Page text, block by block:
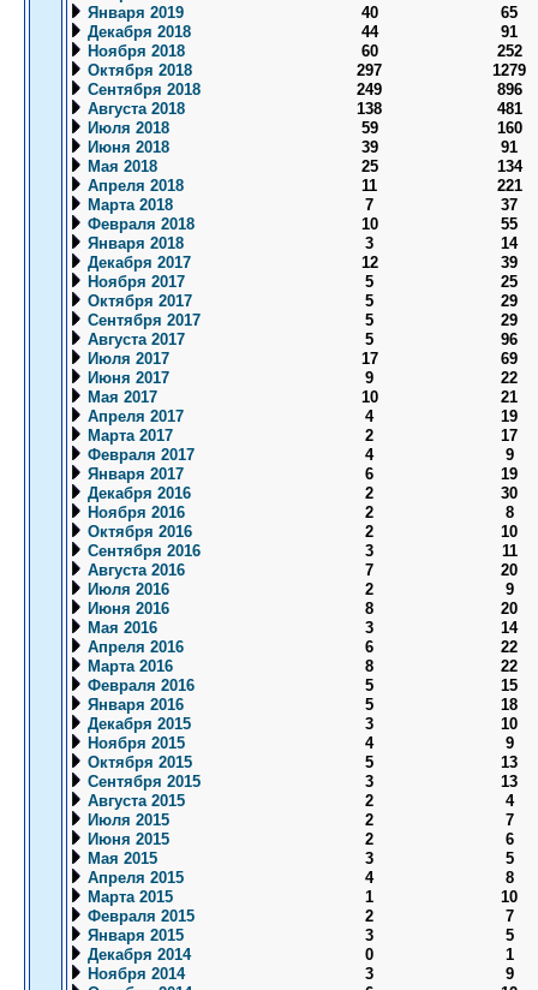
Января 2019
40
65
Декабря 2018
44
91
Ноября 2018
60
252
Октября 2018
297
1279
Сентября 2018
249
896
Августа 2018
138
481
Июля 2018
59
160
Июня 2018
39
91
Мая 2018
25
134
Апреля 2018
11
221
Марта 2018
7
37
Февраля 2018
10
55
Января 2018
3
14
Декабря 2017
12
39
Ноября 2017
5
25
Октября 2017
5
29
Сентября 2017
5
29
Августа 2017
5
96
Июля 2017
17
69
Июня 2017
9
22
Мая 2017
10
21
Апреля 2017
4
19
Марта 2017
2
17
Февраля 2017
4
9
Января 2017
6
19
Декабря 2016
2
30
Ноября 2016
2
8
Октября 2016
2
10
Сентября 2016
3
11
Августа 2016
7
20
Июля 2016
2
9
Июня 2016
8
20
Мая 2016
3
14
Апреля 2016
6
22
Марта 2016
8
22
Февраля 2016
5
15
Января 2016
5
18
Декабря 2015
3
10
Ноября 2015
4
9
Октября 2015
5
13
Сентября 2015
3
13
Августа 2015
2
4
Июля 2015
2
7
Июня 2015
2
6
Мая 2015
3
5
Апреля 2015
4
8
Марта 2015
1
10
Февраля 2015
2
7
Января 2015
3
5
Декабря 2014
0
1
Ноября 2014
3
9